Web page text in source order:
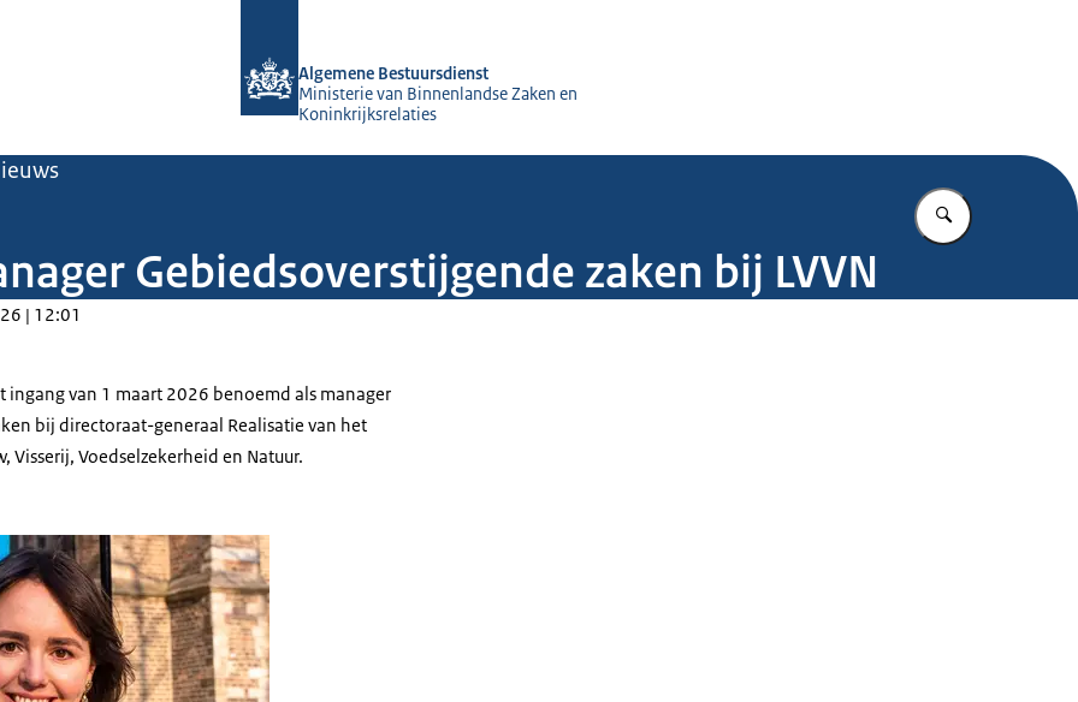
Algemene Bestuursdienst
Ministerie van Binnenlandse Zaken en
Koninkrijksrelaties
Vul in wat u
Gebiedsoverstijgende zaken bij LVVN
| 12:01
ingang van 1 maart 2026 benoemd als manager
bij directoraat-generaal Realisatie van het
Visserij, Voedselzekerheid en Natuur.